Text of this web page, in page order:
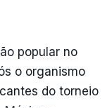
popular no
o organismo
do torneio